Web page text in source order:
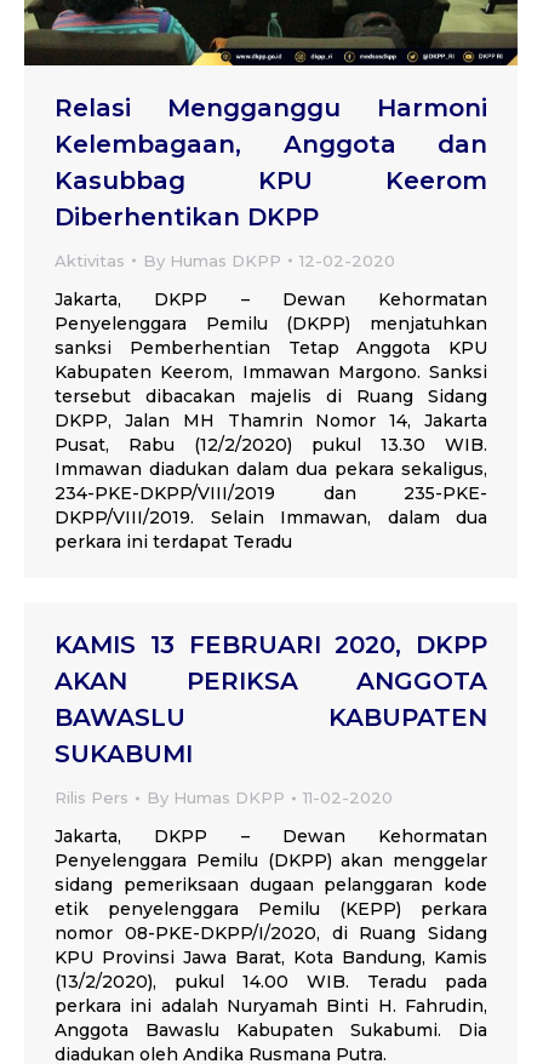
Relasi Mengganggu Harmoni
Kelembagaan, Anggota dan
Kasubbag KPU Keerom
Diberhentikan DKPP
Aktivitas By Humas DKPP 12-02-2020
Jakarta, DKPP – Dewan Kehormatan
Penyelenggara Pemilu (DKPP) menjatuhkan
sanksi Pemberhentian Tetap Anggota KPU
Kabupaten Keerom, Immawan Margono. Sanksi
tersebut dibacakan majelis di Ruang Sidang
DKPP, Jalan MH Thamrin Nomor 14, Jakarta
Pusat, Rabu (12/2/2020) pukul 13.30 WIB.
Immawan diadukan dalam dua pekara sekaligus,
234-PKE-DKPP/VIII/2019 dan 235-PKE-
DKPP/VIII/2019. Selain Immawan, dalam dua
perkara ini terdapat Teradu
KAMIS 13 FEBRUARI 2020, DKPP
AKAN PERIKSA ANGGOTA
BAWASLU KABUPATEN
SUKABUMI
Rilis Pers By Humas DKPP 11-02-2020
Jakarta, DKPP – Dewan Kehormatan
Penyelenggara Pemilu (DKPP) akan menggelar
sidang pemeriksaan dugaan pelanggaran kode
etik penyelenggara Pemilu (KEPP) perkara
nomor 08-PKE-DKPP/I/2020, di Ruang Sidang
KPU Provinsi Jawa Barat, Kota Bandung, Kamis
(13/2/2020), pukul 14.00 WIB. Teradu pada
perkara ini adalah Nuryamah Binti H. Fahrudin,
Anggota Bawaslu Kabupaten Sukabumi. Dia
diadukan oleh Andika Rusmana Putra.